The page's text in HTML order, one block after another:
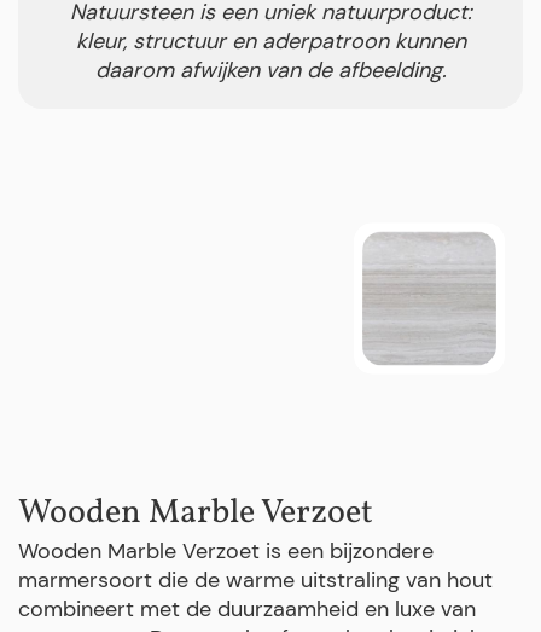
Natuursteen is een uniek natuurproduct:
kleur, structuur en aderpatroon kunnen
daarom afwijken van de afbeelding.
Wooden Marble Verzoet
Wooden Marble Verzoet is een bijzondere
marmersoort die de warme uitstraling van hout
combineert met de duurzaamheid en luxe van